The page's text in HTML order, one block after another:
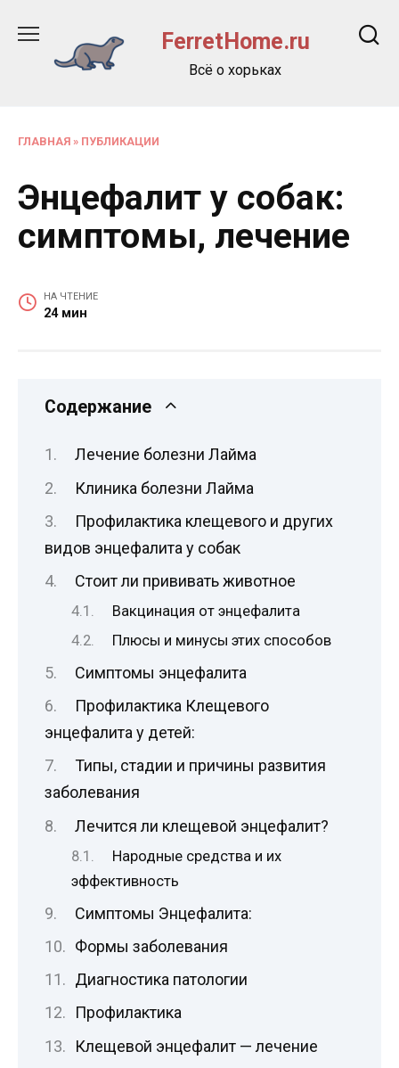
содержанию
FerretHome.ru
Всё о хорьках
ГЛАВНАЯ » ПУБЛИКАЦИИ
Энцефалит у собак:
симптомы, лечение
НА ЧТЕНИЕ
24 мин
Содержание
Лечение болезни Лайма
Клиника болезни Лайма
Профилактика клещевого и других
видов энцефалита у собак
Стоит ли прививать животное
Вакцинация от энцефалита
Плюсы и минусы этих способов
Симптомы энцефалита
Профилактика Клещевого
энцефалита у детей:
Типы, стадии и причины развития
заболевания
Лечится ли клещевой энцефалит?
Народные средства и их
эффективность
Симптомы Энцефалита:
Формы заболевания
Диагностика патологии
Профилактика
Клещевой энцефалит — лечение